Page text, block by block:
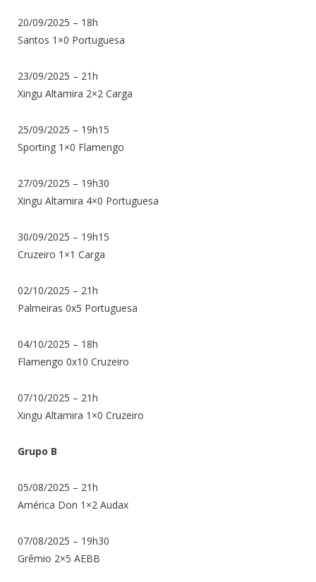
20/09/2025 – 18h
Santos 1×0 Portuguesa
23/09/2025 – 21h
Xingu Altamira 2×2 Carga
25/09/2025 – 19h15
Sporting 1×0 Flamengo
27/09/2025 – 19h30
Xingu Altamira 4×0 Portuguesa
30/09/2025 – 19h15
Cruzeiro 1×1 Carga
02/10/2025 – 21h
Palmeiras 0x5 Portuguesa
04/10/2025 – 18h
Flamengo 0x10 Cruzeiro
07/10/2025 – 21h
Xingu Altamira 1×0 Cruzeiro
Grupo B
05/08/2025 – 21h
América Don 1×2 Audax
07/08/2025 – 19h30
Grêmio 2×5 AEBB